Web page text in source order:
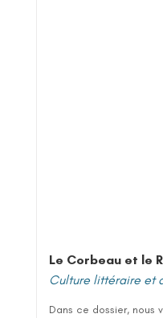
Le Corbeau et le
Culture littéraire et
Dans ce dossier, nous